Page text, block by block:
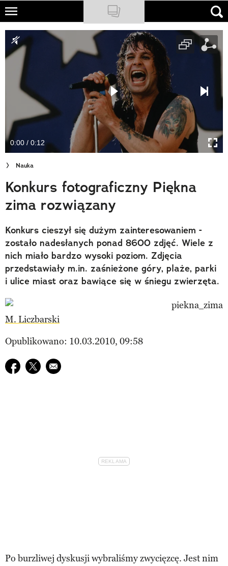
Skip
main
content
NATIONAL GEOGRAPHIC
TRAVELER
PODCASTY
Newsletter
Cuda Polski
Wielki Konkurs Fotograficzny
Trendbook Podróżniczy
Polecane
0:00 / 0:12
Nauka
Konkurs fotograficzny Piękna
zima rozwiązany
Konkurs cieszył się dużym zainteresowaniem -
zostało nadesłanych ponad 8600 zdjęć. Wiele z
nich miało bardzo wysoki poziom. Zdjęcia
przedstawiały m.in. zaśnieżone góry, plaże, parki
i ulice miast oraz bawiące się w śniegu zwierzęta.
M. Liczbarski
Opublikowano: 10.03.2010, 09:58
Udostępnij na facebook
Udostępnij na twitter
E-mail do przyjaciela
Po burzliwej dyskusji wybraliśmy zwycięzcę. Jest nim